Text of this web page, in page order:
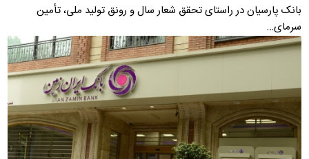
بانک پارسیان در راستای تحقق شعار سال و رونق تولید ملی، تأمین
سرمای…